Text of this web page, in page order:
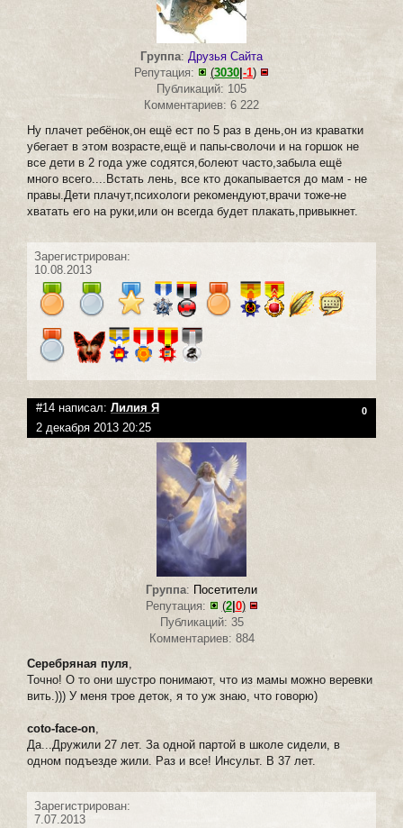
Группа: Друзья Сайта
Репутация:
(3030 -1)
Публикаций: 105
Комментариев: 6 222
Ну плачет ребёнок,он ещё ест по 5 раз в день,он из краватки
убегает в этом возрасте,ещё и папы-сволочи и на горшок не
все дети в 2 года уже содятся,болеют часто,забыла ещё
много всего....Встать лень, все кто докапывается до мам - не
правы.Дети плачут,психологи рекомендуют,врачи тоже-не
хватать его на руки,или он всегда будет плакать,привыкнет.
Зарегистрирован:
10.08.2013
#14 написал: Лилия Я 0
2 декабря 2013 20:25
Группа: Посетители
Репутация:
(2| 0)
Публикаций: 35
Комментариев: 884
Серебряная пуля,
Точно! О то они шустро понимают, что из мамы можно веревки
вить.))) У меня трое деток, я то уж знаю, что говорю)
coto-face-on,
Да...Дружили 27 лет. За одной партой в школе сидели, в
одном подъезде жили. Раз и все! Инсульт. В 37 лет.
Зарегистрирован:
7.07.2013